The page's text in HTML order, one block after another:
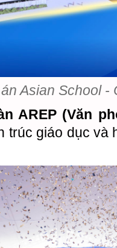
Asian School -
AREP (Văn
trúc giáo dục và